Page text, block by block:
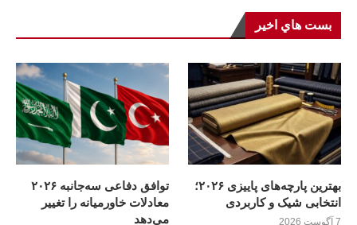
بست هاي اخير
بهترین پارچه‌های پاییزی ۲۰۲۶؛
انتخابی شیک و کاربردی
7 آگوست 2026
توافق دفاعی سه‌جانبه ۲۰۲۶
معادلات خاورمیانه را تغییر
می‌دهد